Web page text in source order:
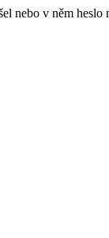
nebo v něm heslo